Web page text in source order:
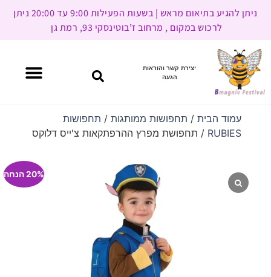
ניתן להגיע בתיאום מראש | בשעות הפעילות 9:00 עד 20:00 ניתן
לרכוש במקום , מרחוב ז’בוטינסקי 93, רמת גן
יצירת קשר והוראות
הגעה
עמוד הבית/ תחפושות ממותגות/ תחפושות
RUBIES / תחפושת מפרץ ההרפתקאות צ'ייס דלוקס
20% הנחה